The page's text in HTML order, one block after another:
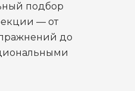
подбор
— от
до